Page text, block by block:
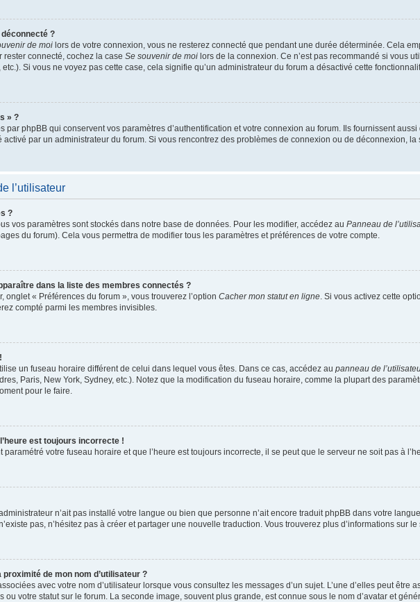
?
de moi lors de votre connexion, vous ne resterez connecté que pendant une durée déterminée. Cela
connecté, cochez la case Se souvenir de moi lors de la connexion. Ce n’est pas recommandé si vous
Si vous ne voyez pas cette case, cela signifie qu’un administrateur du forum a désactivé cette
» ?
par phpBB qui conservent vos paramètres d’authentification et votre connexion au forum. Ils fournissent
par un administrateur du forum. Si vous rencontrez des problèmes de connexion ou de déconnexion,
l’utilisateur
?
vos paramètres sont stockés dans notre base de données. Pour les modifier, accédez au Panneau de
du forum). Cela vous permettra de modifier tous les paramètres et préférences de votre compte.
dans la liste des membres connectés ?
onglet « Préférences du forum », vous trouverez l’option Cacher mon statut en ligne . Si vous activez cette
compté parmi les membres invisibles.
un fuseau horaire différent de celui dans lequel vous êtes. Dans ce cas, accédez au panneau de
Paris, New York, Sydney, etc.). Notez que la modification du fuseau horaire, comme la plupart des
pour le faire.
est toujours incorrecte !
paramétré votre fuseau horaire et que l’heure est toujours incorrecte, il se peut que le serveur ne soit pas à
n’ait pas installé votre langue ou bien que personne n’ait encore traduit phpBB dans votre
pas, n’hésitez pas à créer et partager une nouvelle traduction. Vous trouverez plus d’informations sur le
de mon nom d’utilisateur ?
avec votre nom d’utilisateur lorsque vous consultez les messages d’un sujet. L’une d’elles peut
votre statut sur le forum. La seconde image, souvent plus grande, est connue sous le nom d’avatar et